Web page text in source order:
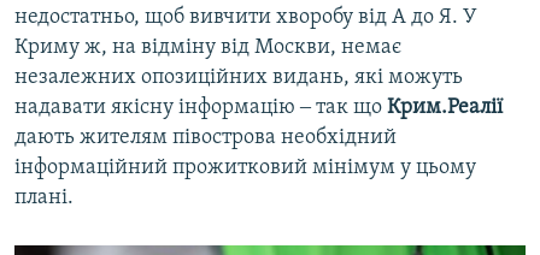
недостатньо, щоб вивчити хворобу від А до Я. У
Криму ж, на відміну від Москви, немає
незалежних опозиційних видань, які можуть
надавати якісну інформацію ‒ так що Крим.Реалії
дають жителям півострова необхідний
інформаційний прожитковий мінімум у цьому
плані.